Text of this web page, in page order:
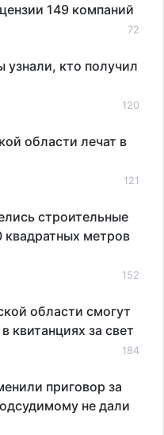
149 компаний
72
узнали, кто получил
120
области лечат в
121
строительные
метров
152
области смогут
квитанциях за свет
184
приговор за
не дали